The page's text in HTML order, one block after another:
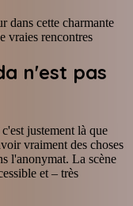
dans cette charmante
vraies rencontres
n'est pas
justement là que
vraiment des choses
l'anonymat. La scène
et – très